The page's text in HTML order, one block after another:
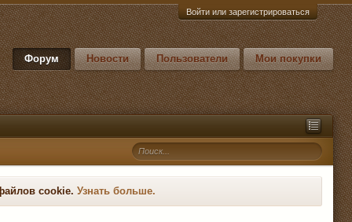
Войти или зарегистрироваться
Форум Новости Пользователи Мои покупки
cookie. Узнать больше.